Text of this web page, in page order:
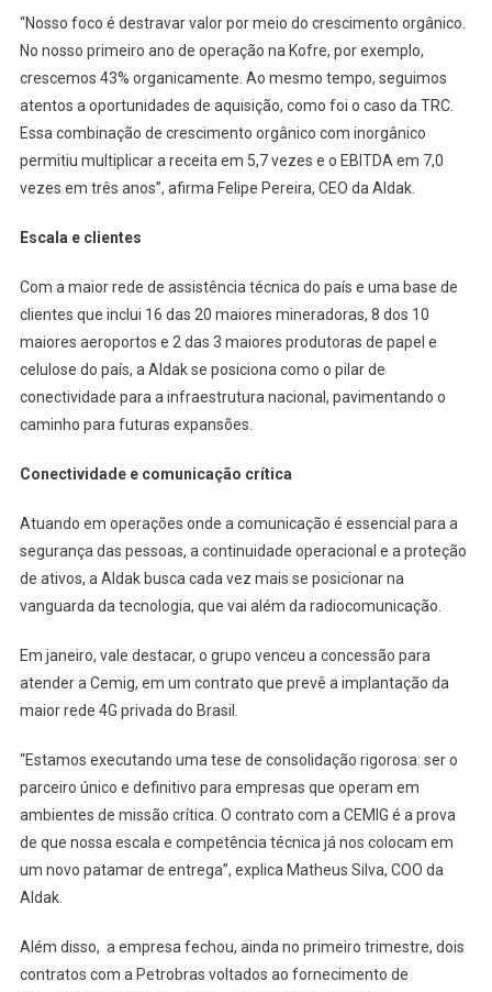
“Nosso foco é destravar valor por meio do crescimento orgânico.
No nosso primeiro ano de operação na Kofre, por exemplo,
crescemos 43% organicamente. Ao mesmo tempo, seguimos
atentos a oportunidades de aquisição, como foi o caso da TRC.
Essa combinação de crescimento orgânico com inorgânico
permitiu multiplicar a receita em 5,7 vezes e o EBITDA em 7,0
vezes em três anos”, afirma Felipe Pereira, CEO da Aldak.
Escala e clientes
Com a maior rede de assistência técnica do país e uma base de
clientes que inclui 16 das 20 maiores mineradoras, 8 dos 10
maiores aeroportos e 2 das 3 maiores produtoras de papel e
celulose do país, a Aldak se posiciona como o pilar de
conectividade para a infraestrutura nacional, pavimentando o
caminho para futuras expansões.
Conectividade e comunicação crítica
Atuando em operações onde a comunicação é essencial para a
segurança das pessoas, a continuidade operacional e a proteção
de ativos, a Aldak busca cada vez mais se posicionar na
vanguarda da tecnologia, que vai além da radiocomunicação.
Em janeiro, vale destacar, o grupo venceu a concessão para
atender a Cemig, em um contrato que prevê a implantação da
maior rede 4G privada do Brasil.
“Estamos executando uma tese de consolidação rigorosa: ser o
parceiro único e definitivo para empresas que operam em
ambientes de missão crítica. O contrato com a CEMIG é a prova
de que nossa escala e competência técnica já nos colocam em
um novo patamar de entrega”, explica Matheus Silva, COO da
Aldak.
Além disso, a empresa fechou, ainda no primeiro trimestre, dois
contratos com a Petrobras voltados ao fornecimento de